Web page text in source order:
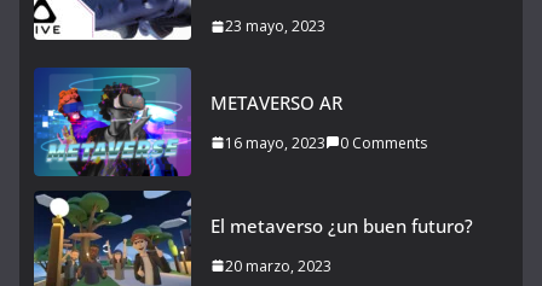
23 mayo, 2023
METAVERSO AR
16 mayo, 2023 0 Comments
El metaverso ¿un buen futuro?
20 marzo, 2023